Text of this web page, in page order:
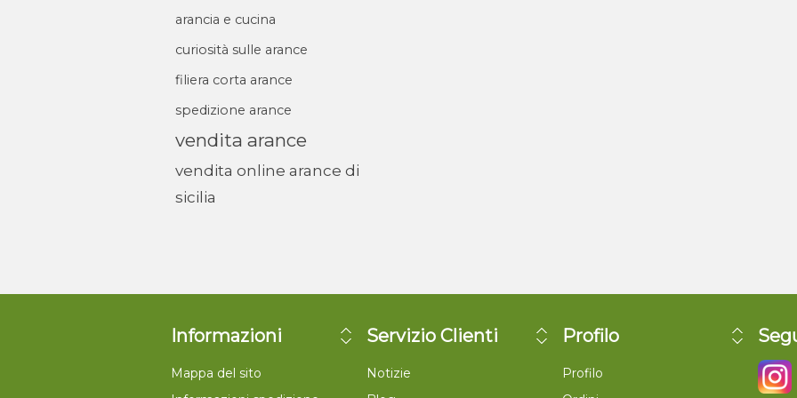
arancia e cucina
curiosità sulle arance
filiera corta arance
spedizione arance
vendita arance
vendita online arance di
sicilia
Informazioni
Mappa del sito
Servizio Clienti
Notizie
Profilo
Profilo